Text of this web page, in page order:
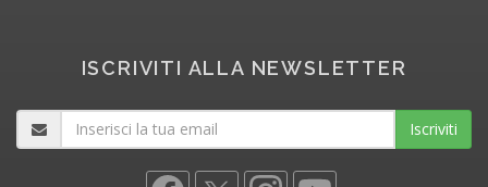
ISCRIVITI ALLA NEWSLETTER
Iscriviti